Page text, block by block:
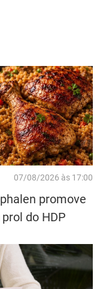
07/08/2026 às 17:00
promove
do HDP